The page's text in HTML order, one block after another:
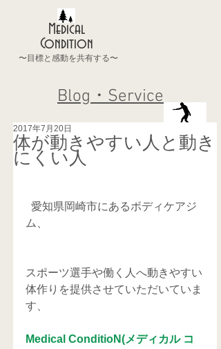
Medical
Condition
〜目標と感動を共有する〜
Blog・Service
体が動きやすい人と動き
にくい人
2017年7月20日
ム、
スポーツ選手や働く人へ動きやすい
体作りを提供させていただいていま
す、
Medical ConditioN(メディカル コ